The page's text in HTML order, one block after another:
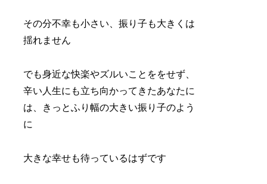
その分不幸も小さい、振り子も大きくは
揺れません
でも身近な快楽やズルいことををせず、
辛い人生にも立ち向かってきたあなたに
は、きっとふり幅の大きい振り子のよう
に
大きな幸せも待っているはずです